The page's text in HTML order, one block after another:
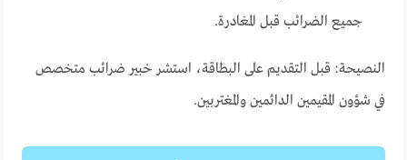
جميع الضرائب قبل المغادرة.
النصيحة: قبل التقديم على البطاقة، استشر خبير ضرائب متخصص
في شؤون المقيمين الدائمين والمغتربين.